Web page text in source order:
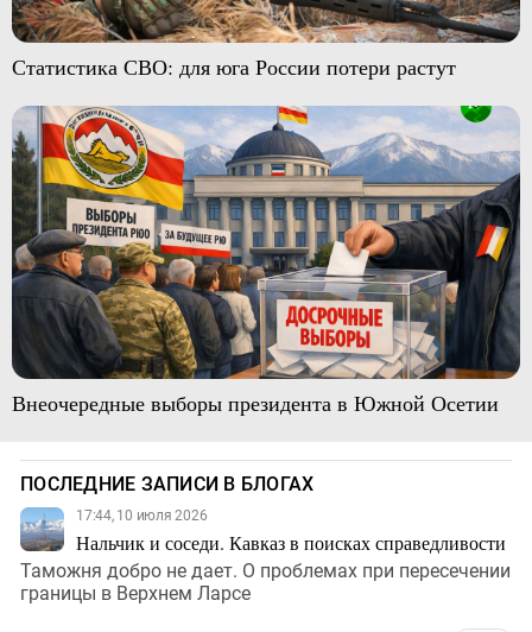
Статистика СВО: для юга России потери растут
Внеочередные выборы президента в Южной Осетии
ПОСЛЕДНИЕ ЗАПИСИ В БЛОГАХ
17:44, 10 июля 2026
Нальчик и соседи. Кавказ в поисках справедливости
Таможня добро не дает. О проблемах при пересечении
границы в Верхнем Ларсе